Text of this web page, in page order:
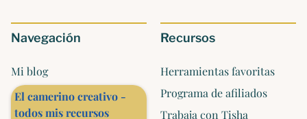
Navegación
Mi blog
El camerino creativo -
todos mis recursos
Recursos
Herramientas favoritas
Programa de afiliados
Trabaja con Tisha